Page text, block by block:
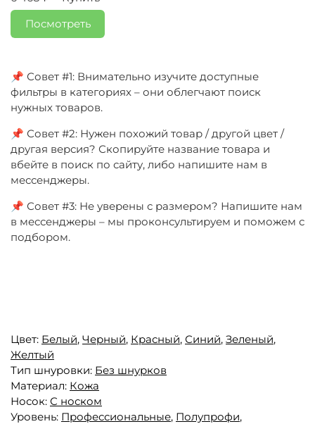
Посмотреть
📌 Совет #1: Внимательно изучите доступные
фильтры в категориях – они облегчают поиск
нужных товаров.
📌 Совет #2: Нужен похожий товар / другой цвет /
другая версия? Скопируйте название товара и
вбейте в поиск по сайту, либо напишите нам в
мессенджеры.
📌 Совет #3: Не уверены с размером? Напишите нам
в мессенджеры – мы проконсультируем и поможем с
подбором.
Цвет: Белый, Черный, Красный, Синий, Зеленый,
Желтый
Тип шнуровки: Без шнурков
Материал: Кожа
Носок: С носком
Уровень: Профессиональные, Полупрофи,